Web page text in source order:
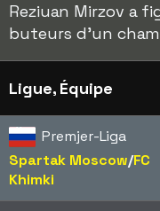
Reziuan Mirzov a
buteurs d'un
Ligue, Équipe
Premjer-Liga
Spartak Moscow/​FC
Khimki